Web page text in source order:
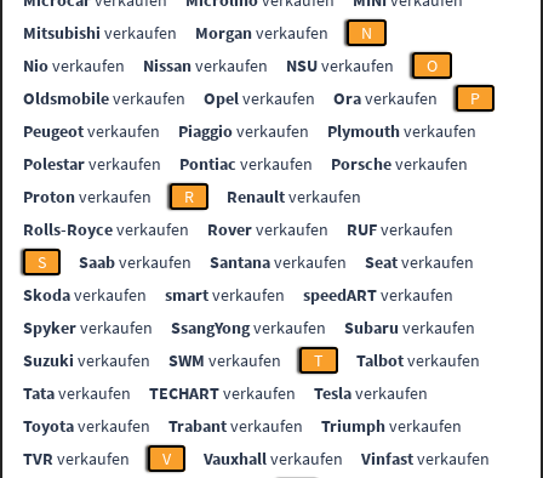
Mitsubishi verkaufen Morganverkaufen
N
Nioverkaufen Nissanverkaufen NSUverkaufen
O
Oldsmobileverkaufen Opelverkaufen Oraverkaufen
P
Peugeotverkaufen Piaggioverkaufen Plymouthverkaufen
Polestarverkaufen Pontiac verkaufen Porscheverkaufen
Protonverkaufen R Renaultverkaufen
Rolls-Royceverkaufen Roververkaufen RUFverkaufen
S
Saabverkaufen Santanaverkaufen Seatverkaufen
Skodaverkaufen smartverkaufen speedARTverkaufen
Spykerverkaufen SsangYongverkaufen Subaru verkaufen
Suzuki verkaufen SWM verkaufen T Talbotverkaufen
Tataverkaufen TECHARTverkaufen Teslaverkaufen
Toyotaverkaufen Trabantverkaufen Triumphverkaufen
TVR verkaufen V Vauxhallverkaufen Vinfastverkaufen